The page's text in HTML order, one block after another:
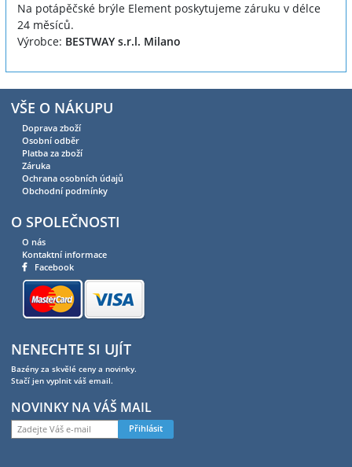
Na potápěčské brýle Element poskytujeme záruku v délce
24 měsíců.
Výrobce: BESTWAY s.r.l. Milano
VŠE O NÁKUPU
Doprava zboží
Osobní odběr
Platba za zboží
Záruka
Ochrana osobních údajů
Obchodní podmínky
O SPOLEČNOSTI
O nás
Kontaktní informace
Facebook
NENECHTE SI UJÍT
Bazény za skvělé ceny a novinky.
Stačí jen vyplnit váš email.
NOVINKY NA VÁŠ MAIL
Přihlásit